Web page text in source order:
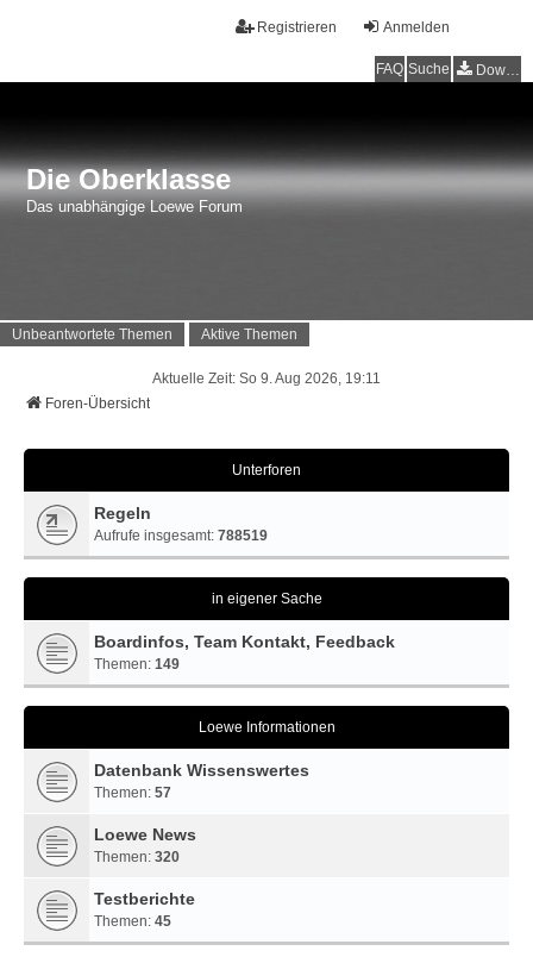
Anmelden
Registrieren
FAQ Suche Downloads
Die Oberklasse
Das unabhängige Loewe Forum
Unbeantwortete Themen Aktive Themen
Aktuelle Zeit: So 9. Aug 2026, 19:11
Foren-Übersicht
Unterforen
Regeln
Aufrufe insgesamt: 788519
in eigener Sache
Boardinfos, Team Kontakt, Feedback
Themen: 149
Loewe Informationen
Datenbank Wissenswertes
Themen: 57
Loewe News
Themen: 320
Testberichte
Themen: 45